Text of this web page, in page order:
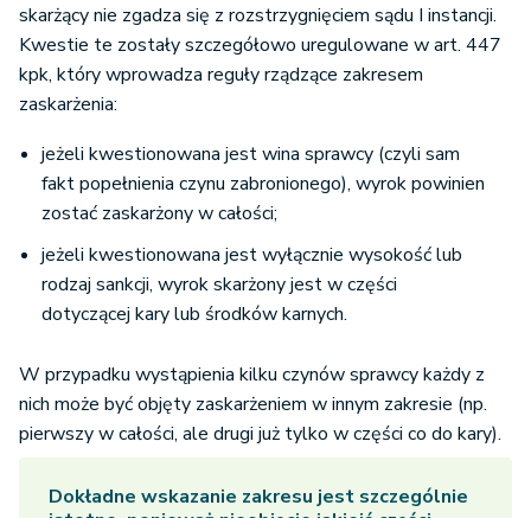
skarżący nie zgadza się z rozstrzygnięciem sądu I instancji.
Kwestie te zostały szczegółowo uregulowane w art. 447
kpk, który wprowadza reguły rządzące zakresem
zaskarżenia:
jeżeli kwestionowana jest wina sprawcy (czyli sam
fakt popełnienia czynu zabronionego), wyrok powinien
zostać zaskarżony w całości;
jeżeli kwestionowana jest wyłącznie wysokość lub
rodzaj sankcji, wyrok skarżony jest w części
dotyczącej kary lub środków karnych.
W przypadku wystąpienia kilku czynów sprawcy każdy z
nich może być objęty zaskarżeniem w innym zakresie (np.
pierwszy w całości, ale drugi już tylko w części co do kary).
Dokładne wskazanie zakresu jest szczególnie